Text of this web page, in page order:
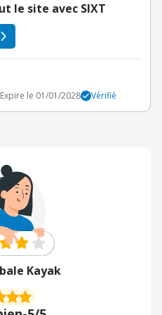
le site avec SIXT
Expire le 01/01/2028 Vérifié
Kayak